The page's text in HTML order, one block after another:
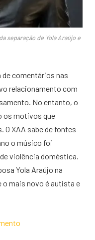
separação de Yola Araújo e
comentários nas
relacionamento com
No entanto, o
os motivos que
O XAA sabe de fontes
o músico foi
violência doméstica.
Yola Araújo na
o mais novo é autista e